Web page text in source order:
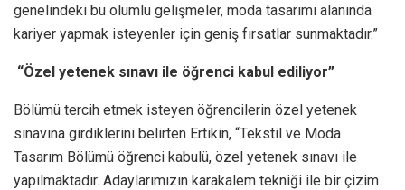
genelindeki bu olumlu gelişmeler, moda tasarımı alanında
kariyer yapmak isteyenler için geniş fırsatlar sunmaktadır.”
“Özel yetenek sınavı ile öğrenci kabul ediliyor”
Bölümü tercih etmek isteyen öğrencilerin özel yetenek
sınavına girdiklerini belirten Ertikin, “Tekstil ve Moda
Tasarım Bölümü öğrenci kabulü, özel yetenek sınavı ile
yapılmaktadır. Adaylarımızın karakalem tekniği ile bir çizim